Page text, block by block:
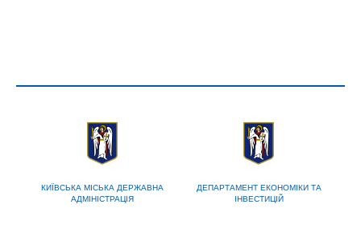
КИЇВСЬКА МІСЬКА ДЕРЖАВНА
АДМІНІСТРАЦІЯ
ДЕПАРТАМЕНТ ЕКОНОМІКИ ТА
ІНВЕСТИЦІЙ